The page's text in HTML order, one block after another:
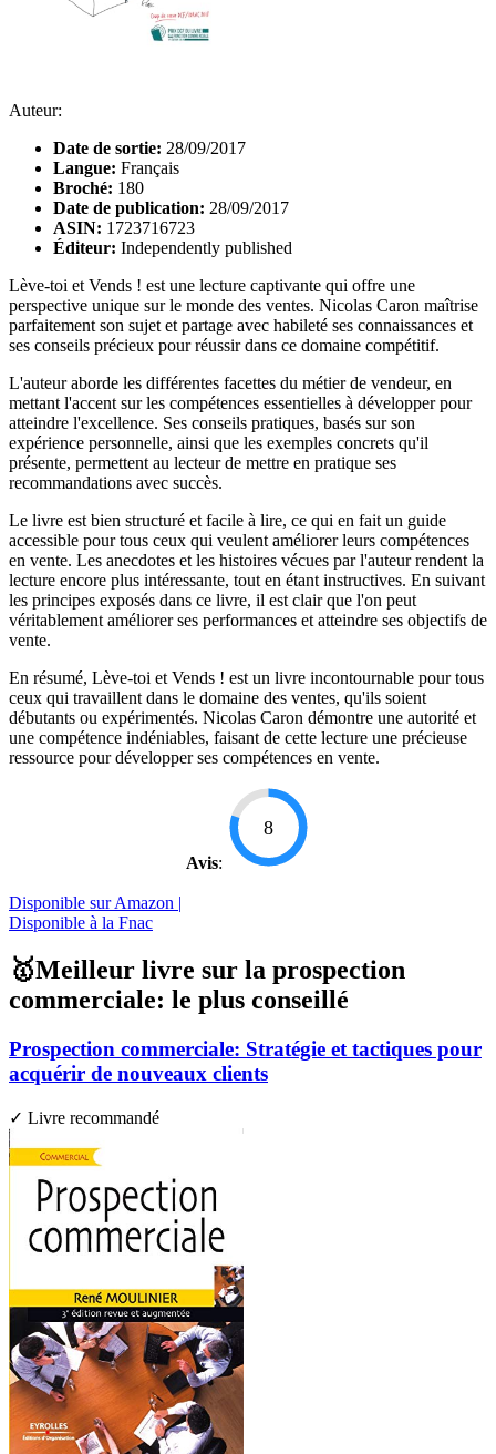
Auteur:
Date de sortie: 28/09/2017
Langue: Français
Broché: 180
Date de publication: 28/09/2017
ASIN: 1723716723
Éditeur: Independently published
Lève-toi et Vends ! est une lecture captivante qui offre une
perspective unique sur le monde des ventes. Nicolas Caron maîtrise
parfaitement son sujet et partage avec habileté ses connaissances et
ses conseils précieux pour réussir dans ce domaine compétitif.
L'auteur aborde les différentes facettes du métier de vendeur, en
mettant l'accent sur les compétences essentielles à développer pour
atteindre l'excellence. Ses conseils pratiques, basés sur son
expérience personnelle, ainsi que les exemples concrets qu'il
présente, permettent au lecteur de mettre en pratique ses
recommandations avec succès.
Le livre est bien structuré et facile à lire, ce qui en fait un guide
accessible pour tous ceux qui veulent améliorer leurs compétences
en vente. Les anecdotes et les histoires vécues par l'auteur rendent la
lecture encore plus intéressante, tout en étant instructives. En suivant
les principes exposés dans ce livre, il est clair que l'on peut
véritablement améliorer ses performances et atteindre ses objectifs de
vente.
En résumé, Lève-toi et Vends ! est un livre incontournable pour tous
ceux qui travaillent dans le domaine des ventes, qu'ils soient
débutants ou expérimentés. Nicolas Caron démontre une autorité et
une compétence indéniables, faisant de cette lecture une précieuse
ressource pour développer ses compétences en vente.
Avis:
8
Disponible sur Amazon |
Disponible à la Fnac
🥇Meilleur livre sur la prospection
commerciale: le plus conseillé
Prospection commerciale: Stratégie et tactiques pour
acquérir de nouveaux clients
✓ Livre recommandé